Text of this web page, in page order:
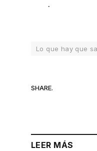
.
Lo que hay que
SHARE.
LEER MÁS